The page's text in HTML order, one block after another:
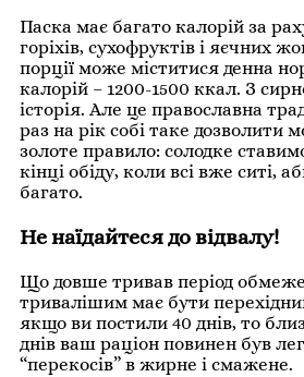
Паска має багато калорій за
горіхів, сухофруктів і яєчних
порції може міститися денна
калорій – 1200-1500 ккал. З
історія. Але це православна
раз на рік собі таке дозволити
золоте правило: солодке
кінці обіду, коли всі вже ситі,
багато.
Не наїдайтеся до відвалу!
Що довше тривав період
тривалішим має бути
якщо ви постили 40 днів, то
днів ваш раціон повинен був
“перекосів” в жирне і смажене.